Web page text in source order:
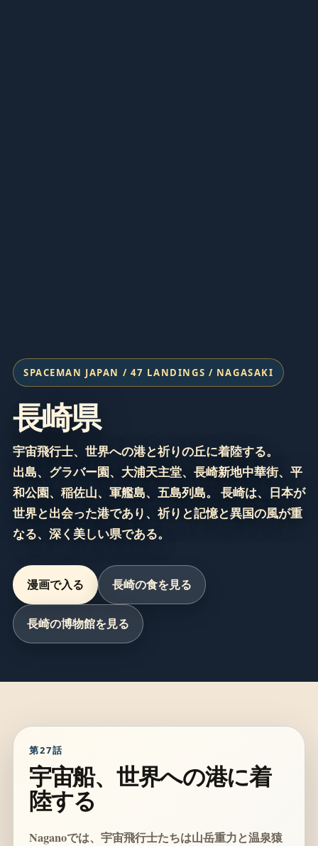
SPACEMAN JAPAN / 47 LANDINGS / NAGASAKI
長崎県
宇宙飛行士、世界への港と祈りの丘に着陸する。
出島、グラバー園、大浦天主堂、長崎新地中華街、平
和公園、稲佐山、軍艦島、五島列島。 長崎は、日本が
世界と出会った港であり、祈りと記憶と異国の風が重
なる、深く美しい県である。
漫画で入る 長崎の食を見る
長崎の博物館を見る
第27話
宇宙船、世界への港に着
陸する
Naganoでは、宇宙飛行士たちは山岳重力と温泉猿